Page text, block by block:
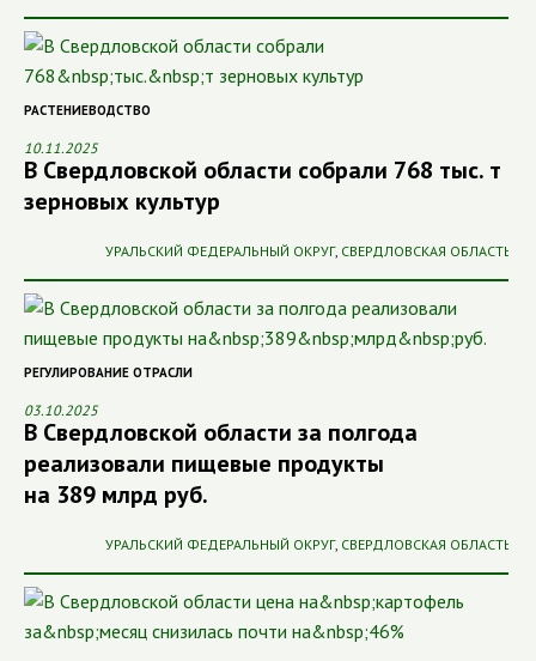
РАСТЕНИЕВОДСТВО
10.11.2025
В Свердловской области собрали 768 тыс. т
зерновых культур
УРАЛЬСКИЙ ФЕДЕРАЛЬНЫЙ ОКРУГ, СВЕРДЛОВСКАЯ ОБЛАСТЬ
РЕГУЛИРОВАНИЕ ОТРАСЛИ
03.10.2025
В Свердловской области за полгода
реализовали пищевые продукты
на 389 млрд руб.
УРАЛЬСКИЙ ФЕДЕРАЛЬНЫЙ ОКРУГ, СВЕРДЛОВСКАЯ ОБЛАСТЬ